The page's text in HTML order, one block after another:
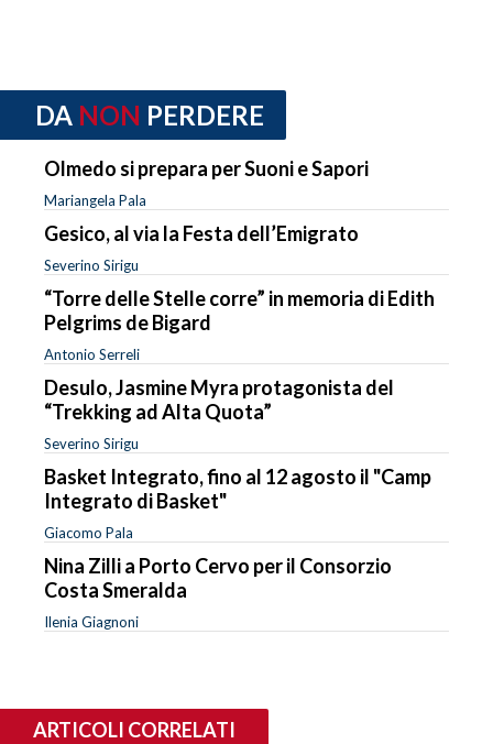
DA NON PERDERE
Olmedo si prepara per Suoni e Sapori
Mariangela Pala
Gesico, al via la Festa dell’Emigrato
Severino Sirigu
“Torre delle Stelle corre” in memoria di Edith
Pelgrims de Bigard
Antonio Serreli
Desulo, Jasmine Myra protagonista del
“Trekking ad Alta Quota”
Severino Sirigu
Basket Integrato, fino al 12 agosto il "Camp
Integrato di Basket"
Giacomo Pala
Nina Zilli a Porto Cervo per il Consorzio
Costa Smeralda
Ilenia Giagnoni
ARTICOLI CORRELATI